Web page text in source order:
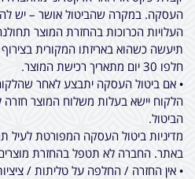
העסקה. במקרה שהביטול אושר – יש
העלויות הכרוכות בהחזרת המוצר
תיעשה כשהוא באריזתו המקורית
חלפו 30 יום מתאריך רכישת המוצר.
• אם ביטול העסקה יתבצע לאחר
הלקוח יישא בעלות משלוח המוצר חזרה
הביטול.
מדיניות ביטול העסקה המפורטת לעיל
באתר. החברה לא תטפל בהחזרת
• אין החזרה / החלפה על טליתות /